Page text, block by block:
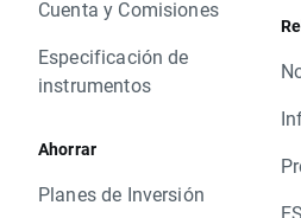
Cuenta y Comisiones
Especificación de
instrumentos
Ahorrar
Planes de Inversión